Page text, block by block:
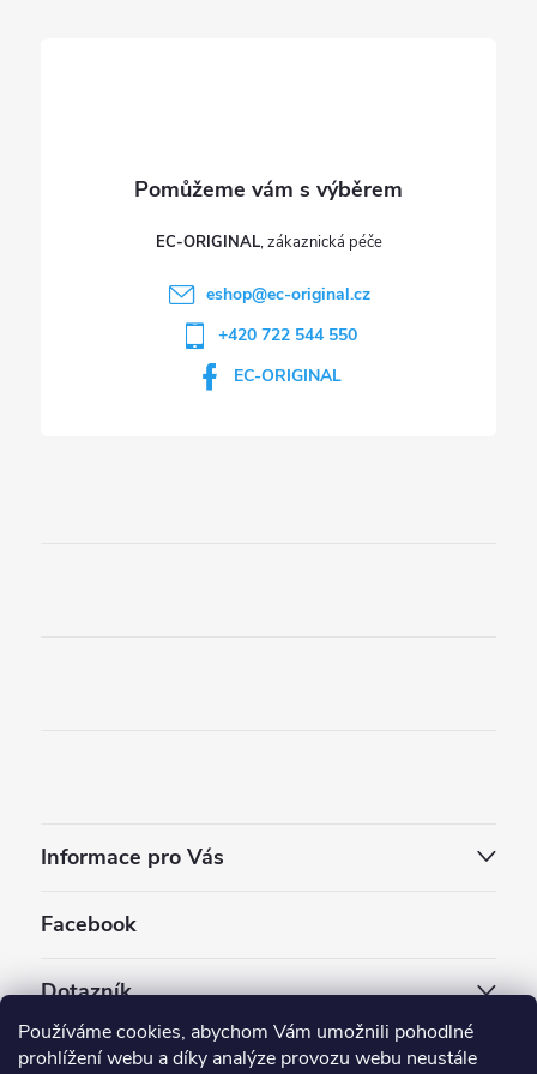
Používáme cookies, abychom Vám umožnili pohodlné
prohlížení webu a díky analýze provozu webu neustále
EC-ORIGINAL
eshop@ec-original.cz
+420 722 544 550
EC-ORIGINAL
Informace pro Vás
Facebook
Dotazník
Jaký styl vapování vám vyhovuje ?